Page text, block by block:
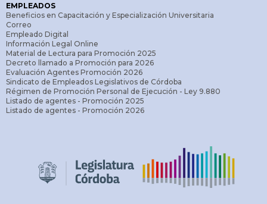
durante las sesiones del Cuerpo”.
– Secretario Administrativo: Según Reglamento
Interno ordenado en el año 2023 “asiste al
Presidente en las cuestiones administrativas
inherentes a la organización y funcionamiento de
la Legislatura.”
– Secretario General: Según Reglamento Interno
Legislatura, el desarrollo de la cultura legislativa
en la sociedad, el análisis y desarrollo de
proyectos de modernización e innovación
EMPLEADOS
Beneficios en Capacitación y Especialización Universitaria
Correo
Empleado Digital
Información Legal Online
Material de Lectura para Promoción 2025
Decreto llamado a Promoción para 2026
Evaluación Agentes Promoción 2026
Sindicato de Empleados Legislativos de Córdoba
Régimen de Promoción Personal de Ejecución - Ley 9.880
Listado de agentes - Promoción 2025
Listado de agentes - Promoción 2026